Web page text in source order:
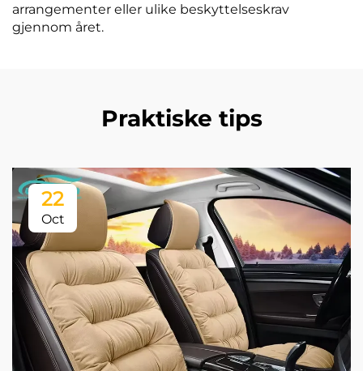
arrangementer eller ulike beskyttelseskrav
gjennom året.
Praktiske tips
22
Oct